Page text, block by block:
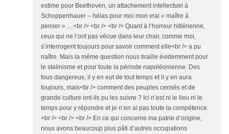
estime pour Beethoven, un attachement intellectuel à
Schoppenhauer – hélas pour moi mon vrai « maître à
penser » ....<br /> <br /> <br /> Quant à l’horreur hitlérienne,
ceux qui ne l’ont pas vécue dans leur chair, comme moi,
s’interrogent toujours pour savoir comment elle<br /> a pu
naître. Mais la même question nous tiraille évidemment pour
le stalinisme et pour toute la période napoléonienne. Des
fous dangereux, il y en eut de tout temps et il y en aura
toujours, mais<br /> comment des peuples censés et de
grande culture ont-ils pu les suivre ? Ici n’est ni le lieu ni le
temps pour y répondre et je n’en ai pas toute la compétence.
<br /> <br /> <br /> En ce qui concerne ma patrie d’origine,
nous avons beaucoup plus pâti d’autres occupations